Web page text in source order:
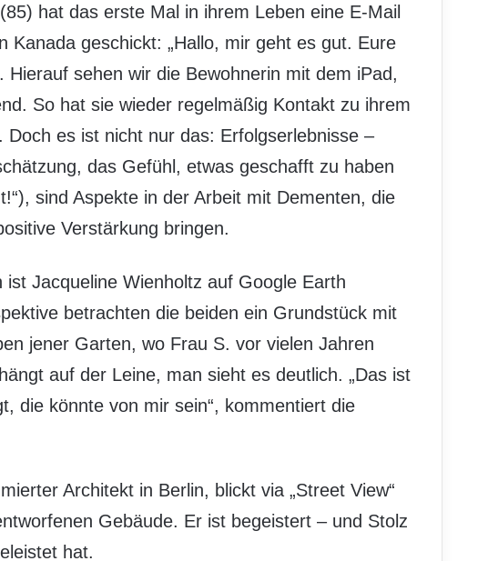
hat das erste Mal in ihrem Leben eine E-Mail
Kanada geschickt: „Hallo, mir geht es gut. Eure
Hierauf sehen wir die Bewohnerin mit dem iPad,
So hat sie wieder regelmäßig Kontakt zu ihrem
es ist nicht nur das: Erfolgserlebnisse –
das Gefühl, etwas geschafft zu haben
sind Aspekte in der Arbeit mit Dementen, die
Verstärkung bringen.
Jacqueline Wienholtz auf Google Earth
betrachten die beiden ein Grundstück mit
jener Garten, wo Frau S. vor vielen Jahren
auf der Leine, man sieht es deutlich. „Das ist
die könnte von mir sein“, kommentiert die
Architekt in Berlin, blickt via „Street View“
Gebäude. Er ist begeistert – und Stolz
hat.